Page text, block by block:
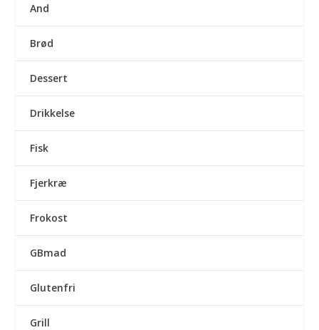
And
Brød
Dessert
Drikkelse
Fisk
Fjerkræ
Frokost
GBmad
Glutenfri
Grill